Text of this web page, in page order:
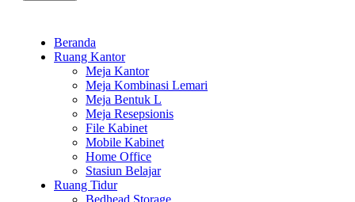
Beranda
Ruang Kantor
Meja Kantor
Meja Kombinasi Lemari
Meja Bentuk L
Meja Resepsionis
File Kabinet
Mobile Kabinet
Home Office
Stasiun Belajar
Ruang Tidur